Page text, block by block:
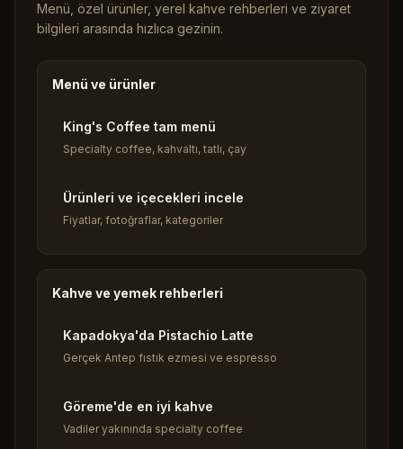
Menü, özel ürünler, yerel kahve rehberleri ve ziyaret
bilgileri arasında hızlıca gezinin.
Menü ve ürünler
King's Coffee tam menü
Specialty coffee, kahvaltı, tatlı, çay
Ürünleri ve içecekleri incele
Fiyatlar, fotoğraflar, kategoriler
Kahve ve yemek rehberleri
Kapadokya'da Pistachio Latte
Gerçek Antep fıstık ezmesi ve espresso
Göreme'de en iyi kahve
Vadiler yakınında specialty coffee